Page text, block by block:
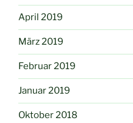
April 2019
März 2019
Februar 2019
Januar 2019
Oktober 2018